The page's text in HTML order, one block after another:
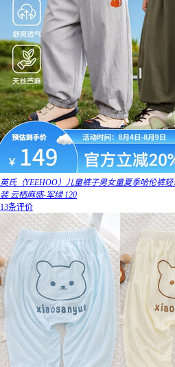
英氏（YEEHOO）儿童裤子男女童夏季哈伦裤
装 云栖麻感-军绿 120
13条评价